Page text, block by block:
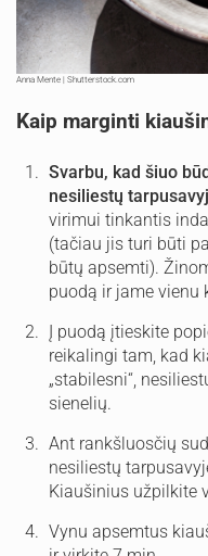
Anna Mente | Shutterstock.com
Kaip marginti
Svarbu, kad šiuo
nesiliestų
virimui tinkantis
(tačiau jis turi būti
būtų apsemti).
puodą ir jame vienu
Į puodą įtieskite
reikalingi tam, kad
„stabilesni“,
sienelių.
Ant rankšluosčių
nesiliestų
Kiaušinius užpilkite
Vynu apsemtus